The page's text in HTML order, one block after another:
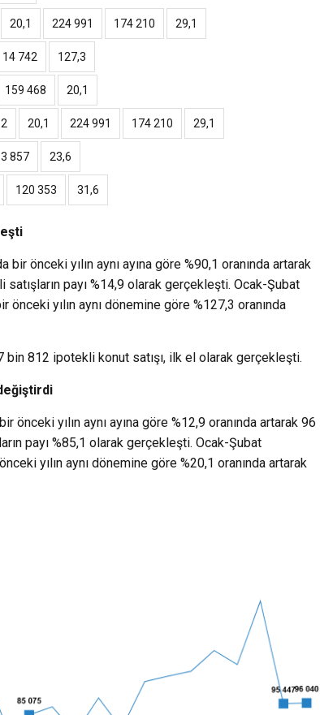
20,1 224 991 174 210 29,1
14 742 127,3
159 468 20,1
20,1 224 991 174 210 29,1
857 23,6
120 353 31,6
önceki yılın aynı ayına göre %90,1 oranında artarak
payı %14,9 olarak gerçekleşti. Ocak-Şubat
yılın aynı dönemine göre %127,3 oranında
812 ipotekli konut satışı, ilk el olarak gerçekleşti.
önceki yılın aynı ayına göre %12,9 oranında artarak 96
payı %85,1 olarak gerçekleşti. Ocak-Şubat
yılın aynı dönemine göre %20,1 oranında artarak